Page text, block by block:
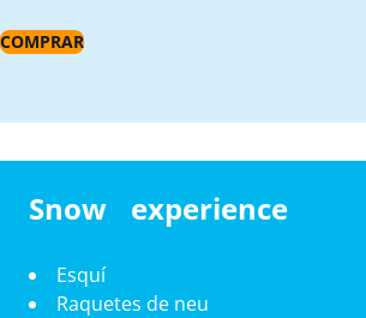
COMPRAR
Snow experience
Esquí
Raquetes de neu